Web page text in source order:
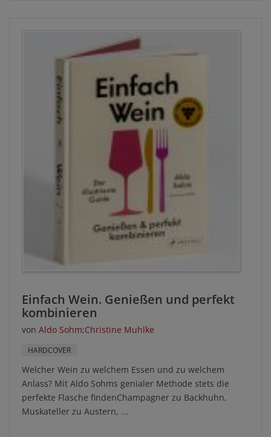
Einfach Wein. Genießen und perfekt
kombinieren
von Aldo Sohm;Christine Muhlke
HARDCOVER
Welcher Wein zu welchem Essen und zu welchem
Anlass? Mit Aldo Sohms genialer Methode stets die
perfekte Flasche findenChampagner zu Backhuhn,
Muskateller zu Austern, ...